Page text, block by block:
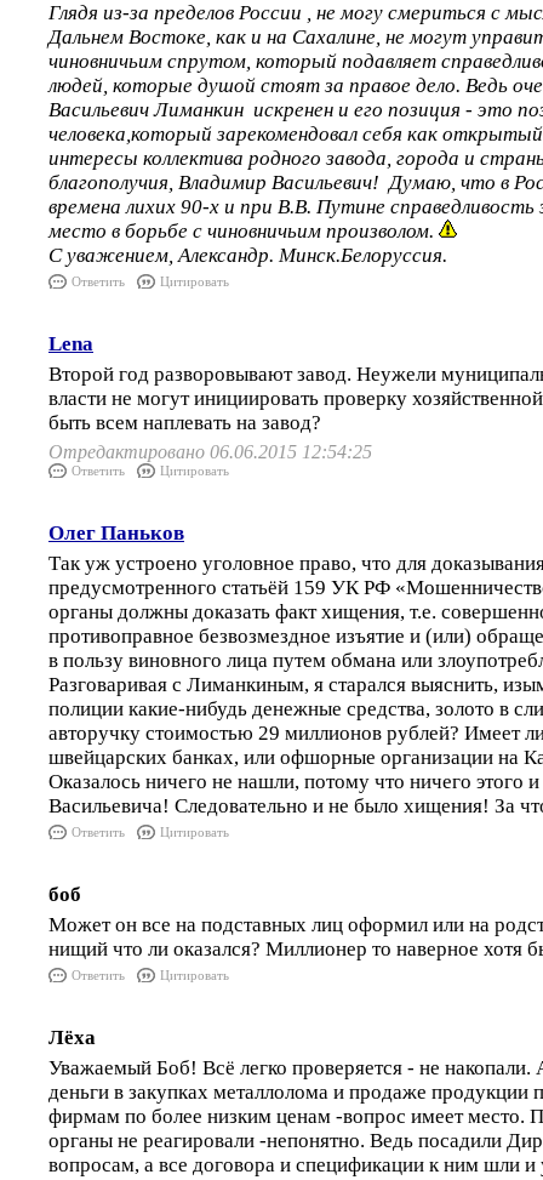
Глядя из-за пределов России , не могу смериться с
Дальнем Востоке, как и на Сахалине, не могут
чиновничьим спрутом, который подавляет
людей, которые душой стоят за правое дело. Ведь
Васильевич Лиманкин искренен и его позиция - это
человека,который зарекомендовал себя как
интересы коллектива родного завода, города и
благополучия, Владимир Васильевич! Думаю, что в
времена лихих 90-х и при В.В. Путине
место в борьбе с чиновничьим произволом.
С уважением, Александр. Минск.Белоруссия.
Ответить Цитировать
Lena
Второй год разворовывают завод. Неужели
власти не могут инициировать проверку
быть всем наплевать на завод?
Отредактировано 06.06.2015 12:54:25
Ответить Цитировать
Олег Паньков
Так уж устроено уголовное право, что для
предусмотренного статьёй 159 УК РФ
органы должны доказать факт хищения, т.е.
противоправное безвозмездное изъятие и (или)
в пользу виновного лица путем обмана или
Разговаривая с Лиманкиным, я старался выяснить,
полиции какие-нибудь денежные средства, золото в
авторучку стоимостью 29 миллионов рублей? Имеет
швейцарских банках, или офшорные организации на
Оказалось ничего не нашли, потому что ничего этого
Васильевича! Следовательно и не было хищения! За
Ответить Цитировать
боб
Может он все на подставных лиц оформил или на
нищий что ли оказался? Миллионер то наверное хотя
Ответить Цитировать
Лёха
Уважаемый Боб! Всё легко проверяется - не накопали.
деньги в закупках металлолома и продаже продукции
фирмам по более низким ценам -вопрос имеет место.
органы не реагировали -непонятно. Ведь посадили
вопросам, а все договора и спецификации к ним шли